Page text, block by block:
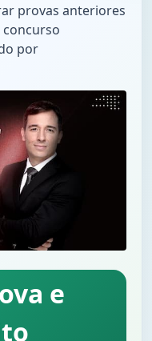
provas anteriores
por
e